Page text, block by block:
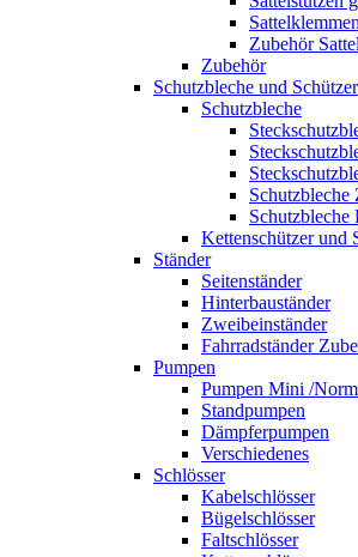
Sattelklemmen
Zubehör
Zubehör
Schutzbleche und Schützer
Schutzbleche
Schutzbleche
Schutzbleche
Kettenschützer und
Ständer
Seitenständer
Hinterbauständer
Zweibeinständer
Fahrradständer
Pumpen
Pumpen Mini /
Standpumpen
Dämpferpumpen
Verschiedenes
Schlösser
Kabelschlösser
Bügelschlösser
Faltschlösser